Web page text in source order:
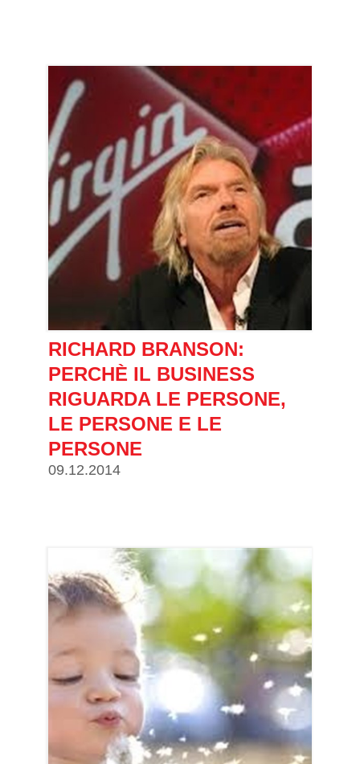
RICHARD BRANSON:
PERCHÈ IL BUSINESS
RIGUARDA LE PERSONE,
LE PERSONE E LE
PERSONE
09.12.2014